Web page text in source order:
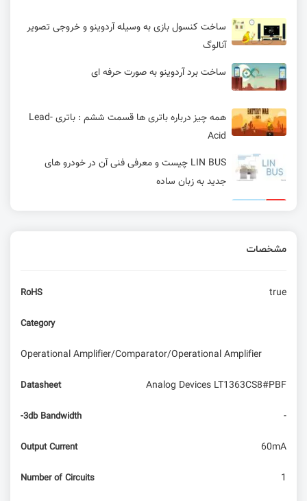
ساخت کنسول بازی به وسیله آردوینو و خروجی تصویر
آنالوگ
ساخت برد آردوینو به صورت حرفه ای
همه چیز درباره باتری ها قسمت ششم : باتری Lead-
Acid
LIN BUS چیست و معرفی فنی آن در خودرو های
جدید به زبان ساده
آموزش تایمر در میکروکنترلرهای WCH | تنظیمات و
مشخصات
RoHS true
Category
Operational Amplifier/Comparator/Operational Amplifier
Datasheet Analog Devices LT1363CS8#PBF
-3db Bandwidth -
Output Current 60mA
Number of Circuits 1